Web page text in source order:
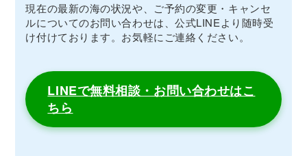
現在の最新の海の状況や、ご予約の変更・キャンセ
ルについてのお問い合わせは、公式LINEより随時受
け付けております。お気軽にご連絡ください。
LINEで無料相談・お問い合わせはこ
ちら